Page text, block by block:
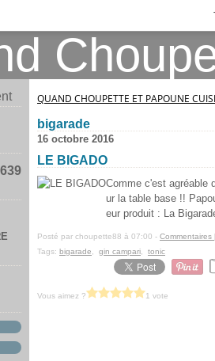
QUAND CHOUPETTE ET PAPOUNE
bigarade
16 octobre 2016
LE BIGADO
Comme c'est agréable
ur la table base !!
eur produit : La
Posté par choupette88 à 07:00 - Commentaires
Tags: bigarade gin campari tonic
Vous aimez ? 1 vote